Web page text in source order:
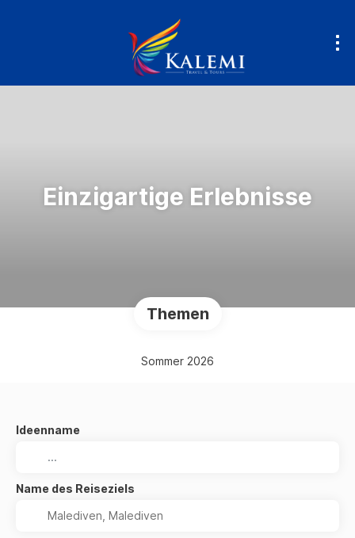
Einzigartige Erlebnisse
Themen
Sommer 2026
Ideenname
Name des Reiseziels